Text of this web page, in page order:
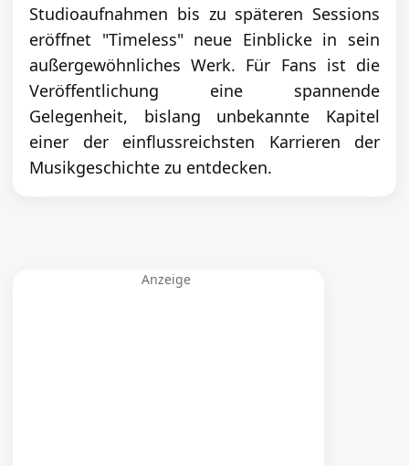
Studioaufnahmen bis zu späteren Sessions
eröffnet "Timeless" neue Einblicke in sein
außergewöhnliches Werk. Für Fans ist die
Veröffentlichung eine spannende
Gelegenheit, bislang unbekannte Kapitel
einer der einflussreichsten Karrieren der
Musikgeschichte zu entdecken.
Anzeige